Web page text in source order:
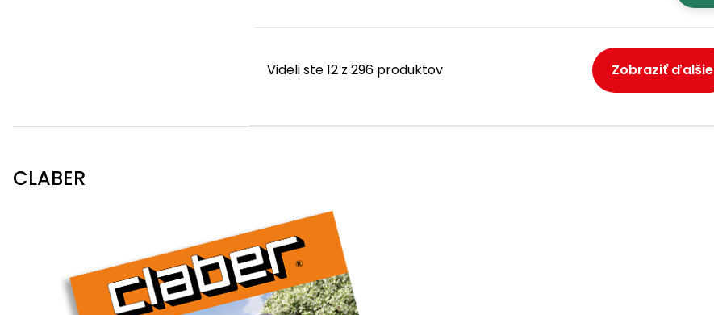
Videli ste 12 z 296 produktov Zobraziť ďalšie
CLABER